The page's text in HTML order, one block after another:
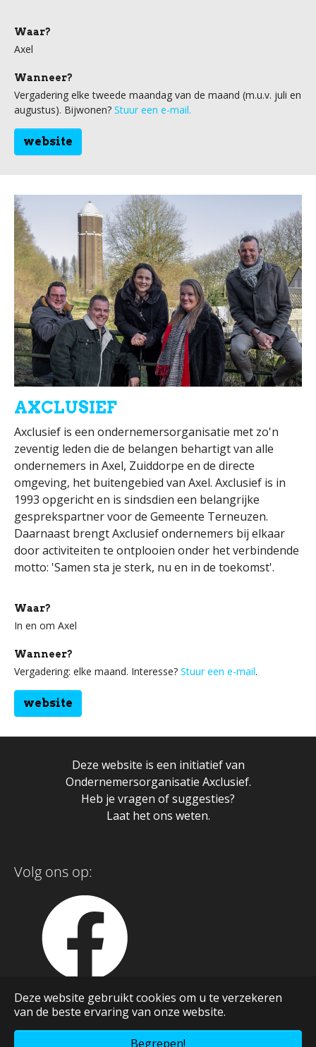
Deze website gebruikt cookies om u te verzekeren
van de beste ervaring van onze website.
Begrepen!
Waar?
Axel
Wanneer?
Vergadering elke tweede maandag van de maand (m.u.v. juli en
augustus). Bijwonen? Stuur een e-mail.
website
AXCLUSIEF
Axclusief is een ondernemersorganisatie met zo'n
zeventig leden die de belangen behartigt van alle
ondernemers in Axel, Zuiddorpe en de directe
omgeving, het buitengebied van Axel. Axclusief is in
1993 opgericht en is sindsdien een belangrijke
gesprekspartner voor de Gemeente Terneuzen.
Daarnaast brengt Axclusief ondernemers bij elkaar
door activiteiten te ontplooien onder het verbindende
motto: 'Samen sta je sterk, nu en in de toekomst'.
Waar?
In en om Axel
Wanneer?
Vergadering: elke maand. Interesse? Stuur een e-mail.
website
Deze website is een initiatief van
Ondernemersorganisatie Axclusief.
Heb je vragen of suggesties?
Laat het ons weten.
Volg ons op: